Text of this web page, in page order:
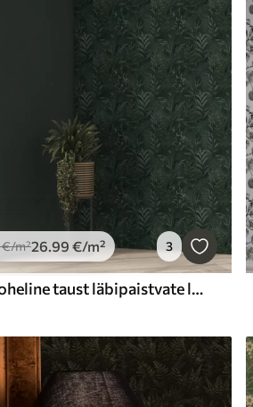
€/m²26.99 €/m² 3
Tumeroheline taust läbipaistvate leheokstega